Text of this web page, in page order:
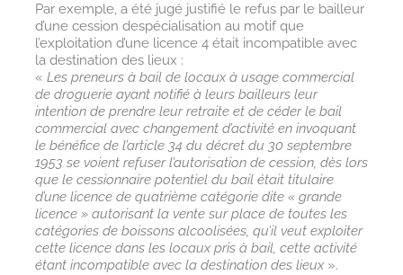
Par exemple, a été jugé justifié le refus par le bailleur
d’une cession despécialisation au motif que
l’exploitation d’une licence 4 était incompatible avec
la destination des lieux :
« Les preneurs à bail de locaux à usage commercial
de droguerie ayant notifié à leurs bailleurs leur
intention de prendre leur retraite et de céder le bail
commercial avec changement d’activité en invoquant
le bénéfice de l’article 34 du décret du 30 septembre
1953 se voient refuser l’autorisation de cession, dès lors
que le cessionnaire potentiel du bail était titulaire
d’une licence de quatrième catégorie dite « grande
licence » autorisant la vente sur place de toutes les
catégories de boissons alcoolisées, qu’il veut exploiter
cette licence dans les locaux pris à bail, cette activité
étant incompatible avec la destination des lieux».